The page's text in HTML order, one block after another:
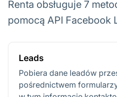
Renta obsługuje 7
pomocą API Facebook
Leads
Pobiera dane leadów
pośrednictwem